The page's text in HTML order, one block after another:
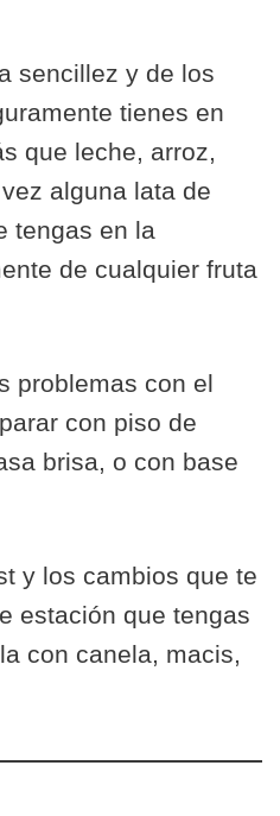
sencillez y de los
tienes en
que leche, arroz,
alguna lata de
tengas en la
de cualquier fruta
problemas con el
con piso de
brisa, o con base
y los cambios que te
estación que tengas
con canela, macis,